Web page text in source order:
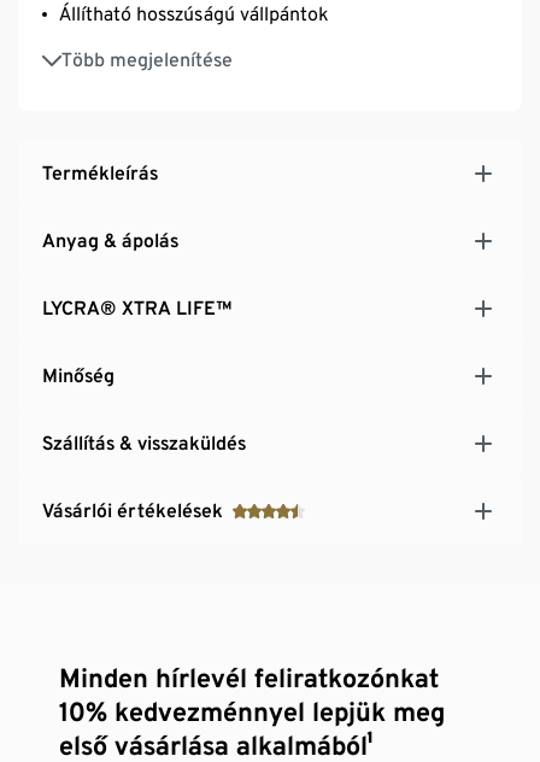
Állítható hosszúságú vállpántok
Több megjelenítése
Méretjavaslat:
38-as méret: 70–80 B kosár
Termékleírás
Anyag & ápolás
LYCRA® XTRA LIFE™
Minőség
Szállítás & visszaküldés
Vásárlói értékelések
Minden hírlevél feliratkozónkat
10% kedvezménnyel lepjük meg
első vásárlása alkalmából¹